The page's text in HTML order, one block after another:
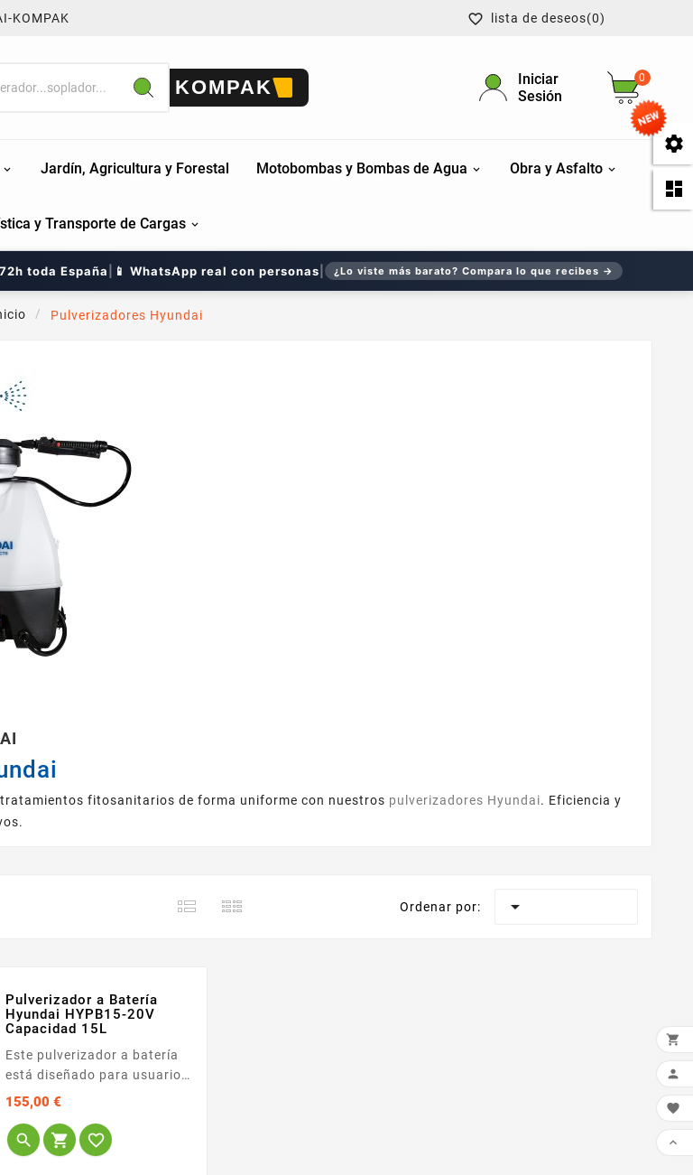


KOMPAK  lista de deseos(0)
KOMPAK
Iniciar
Sesión
0
Jardín, Agricultura y Forestal Motobombas y Bombas de Agua Obra y Asfalto
y Transporte de Cargas
toda España 📱 WhatsApp real con personas ¿Lo viste más barato? Compara lo que recibes →
Pulverizadores Hyundai
fitosanitarios de forma uniforme con nuestros pulverizadores Hyundai. Eficiencia y
Ordenar por: 
Pulverizador a Batería
Hyundai HYPB15-20V
Capacidad 15L
Este pulverizador a batería
está diseñado para usuarios
que buscan comodidad y
cuidado de sus...
155,00 €Precio
  



